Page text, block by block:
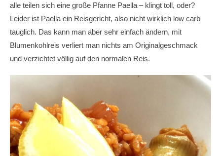
alle teilen sich eine große Pfanne Paella – klingt toll, oder?
Leider ist Paella ein Reisgericht, also nicht wirklich low carb
tauglich. Das kann man aber sehr einfach ändern, mit
Blumenkohlreis verliert man nichts am Originalgeschmack
und verzichtet völlig auf den normalen Reis.